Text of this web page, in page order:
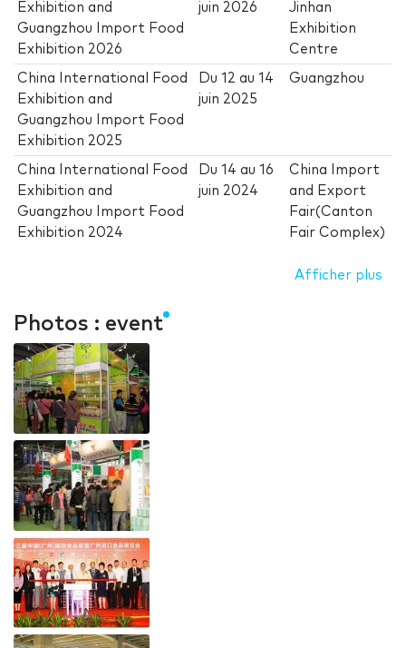
Exhibition and
Guangzhou Import Food
Exhibition 2026
juin 2026
Jinhan
Exhibition
Centre
China International Food
Exhibition and
Guangzhou Import Food
Exhibition 2025
Du12 au14
juin 2025
Guangzhou
China International Food
Exhibition and
Guangzhou Import Food
Exhibition 2024
Du14 au16
juin 2024
China Import
and Export
Fair(Canton
Fair Complex)
Afficher plus
Photos : event